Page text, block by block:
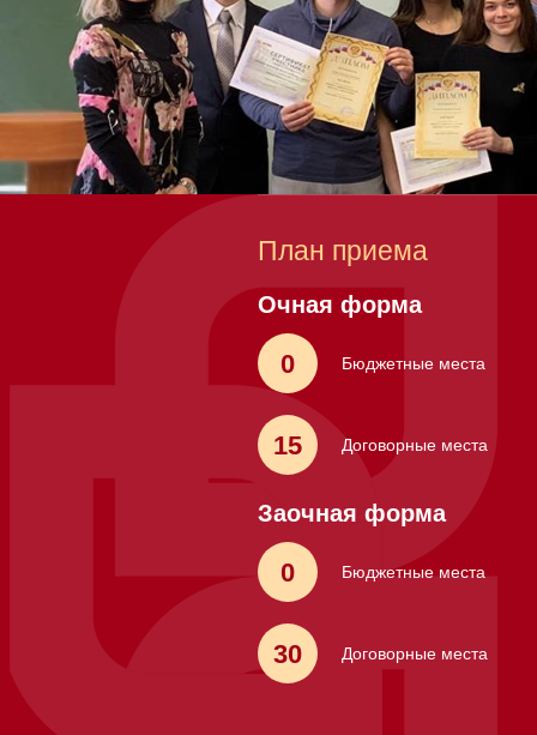
План приема
Очная форма
0 Бюджетные места
15 Договорные места
Заочная форма
0 Бюджетные места
30 Договорные места